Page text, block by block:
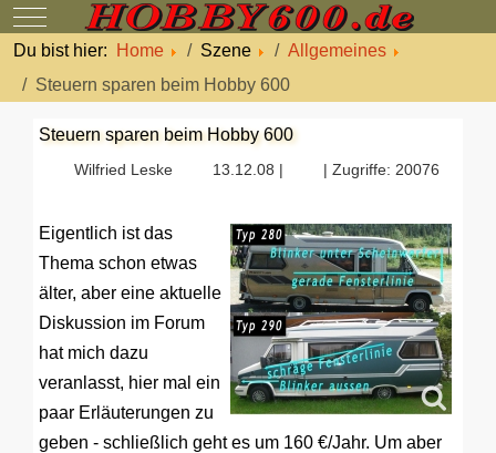
Mobile Menu Toggle
Du bist hier:
Home Szene
Allgemeines
Steuern sparen beim Hobby 600
Steuern sparen beim Hobby 600
Wilfried Leske 13.12.08 | | Zugriffe: 20076
Eigentlich ist das
Thema schon etwas
älter, aber eine aktuelle
Diskussion im Forum
hat mich dazu
veranlasst, hier mal ein
paar Erläuterungen zu
geben - schließlich geht es um 160 €/Jahr. Um aber